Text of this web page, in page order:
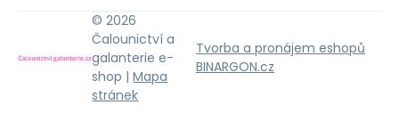
© 2026
Čalounictví a
galanterie e-
shop |Mapa
stránek
Tvorba a pronájem eshopů
BINARGON.cz